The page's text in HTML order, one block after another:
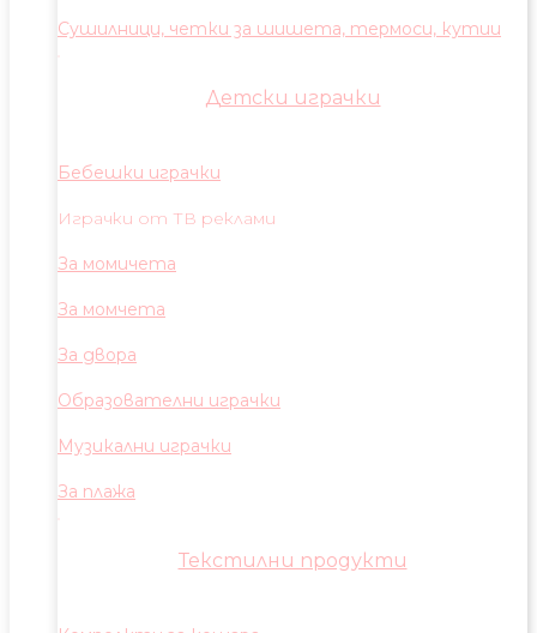
Сушилници, четки за шишета, термоси, кутии
Детски играчки
Бебешки играчки
Играчки от ТВ реклами
За момичета
За момчета
За двора
Образователни играчки
Музикални играчки
За плажа
Текстилни продукти